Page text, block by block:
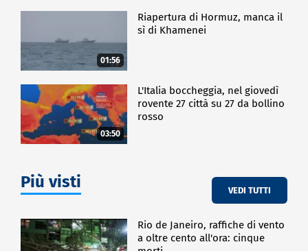
01:56
Riapertura di Hormuz, manca il
sì di Khamenei
03:50
L'Italia boccheggia, nel giovedì
rovente 27 città su 27 da bollino
rosso
Più visti VEDI TUTTI
Rio de Janeiro, raffiche di vento
a oltre cento all'ora: cinque